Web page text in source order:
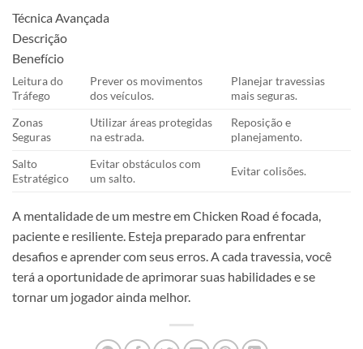
Técnica Avançada
Descrição
Benefício
Leitura do
Tráfego
Prever os movimentos
dos veículos.
Planejar travessias
mais seguras.
Zonas
Seguras
Utilizar áreas protegidas
na estrada.
Reposição e
planejamento.
Salto
Estratégico
Evitar obstáculos com
um salto.
Evitar colisões.
A mentalidade de um mestre em Chicken Road é focada,
paciente e resiliente. Esteja preparado para enfrentar
desafios e aprender com seus erros. A cada travessia, você
terá a oportunidade de aprimorar suas habilidades e se
tornar um jogador ainda melhor.